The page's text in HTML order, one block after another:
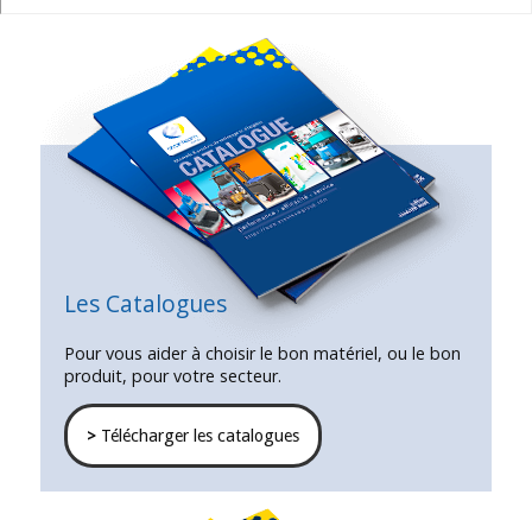
Les Catalogues
Pour vous aider à choisir le bon matériel, ou le bon
produit, pour votre secteur.
>Télécharger les catalogues